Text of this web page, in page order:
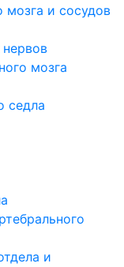
мозга и сосудов
мозга
седла
и